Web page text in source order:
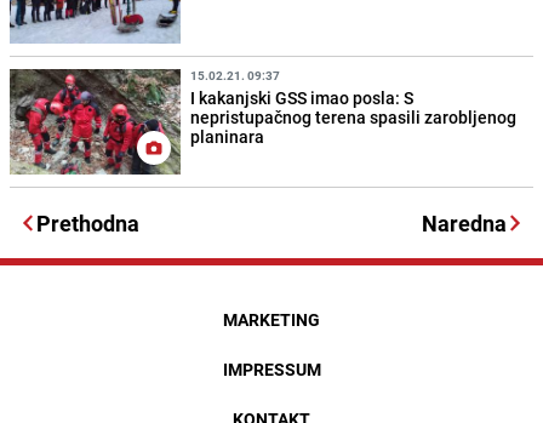
15.02.21. 09:37
I kakanjski GSS imao posla: S
nepristupačnog terena spasili zarobljenog
planinara
Prethodna Naredna
MARKETING
IMPRESSUM